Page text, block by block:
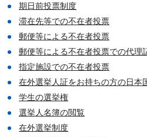
期日前投票制度
滞在先等での不在者投票
郵便等による不在者投票
郵便等による不在者投票での代理
指定施設での不在者投票
在外選挙人証をお持ちの方の日本
学生の選挙権
選挙人名簿の閲覧
在外選挙制度